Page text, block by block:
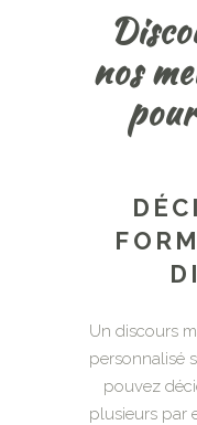
nos
Un discours
personnalisé
pouvez
plusieurs par